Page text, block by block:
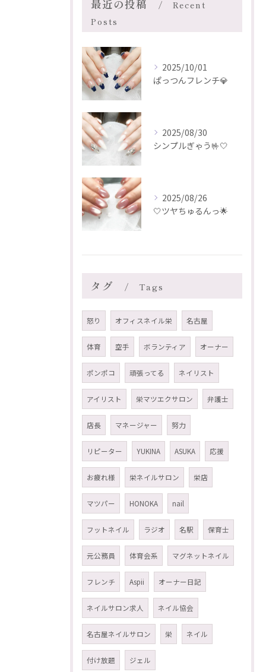
最近の投稿
Recent
Posts
2025/10/01
ぱっつんフレンチ💎
2025/08/30
シンプルぎゃう🤟🤍
2025/08/26
🤍ツヤちゅるんっ🌟
タグ Tags
怒り オフィスネイル栄 名古屋
体育 空手 ボランティア オーナー
ポンポコ 頑張ってる ネイリスト
アイリスト 栄マツエクサロン 弁護士
店長 マネージャー 努力
リピーター YUKINA ASUKA 応援
お疲れ様 栄ネイルサロン 栄店
マツパー HONOKA nail
フットネイル ラジオ 名駅 保育士
元公務員 体育会系 マグネットネイル
フレンチ Aspii オーナー日記
ネイルサロン求人 ネイル協会
名古屋ネイルサロン 栄 ネイル
付け放題 ジェル